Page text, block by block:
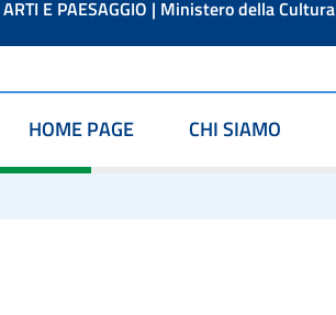
E PAESAGGIO | Ministero della Cultura
HOME PAGE CHI SIAMO